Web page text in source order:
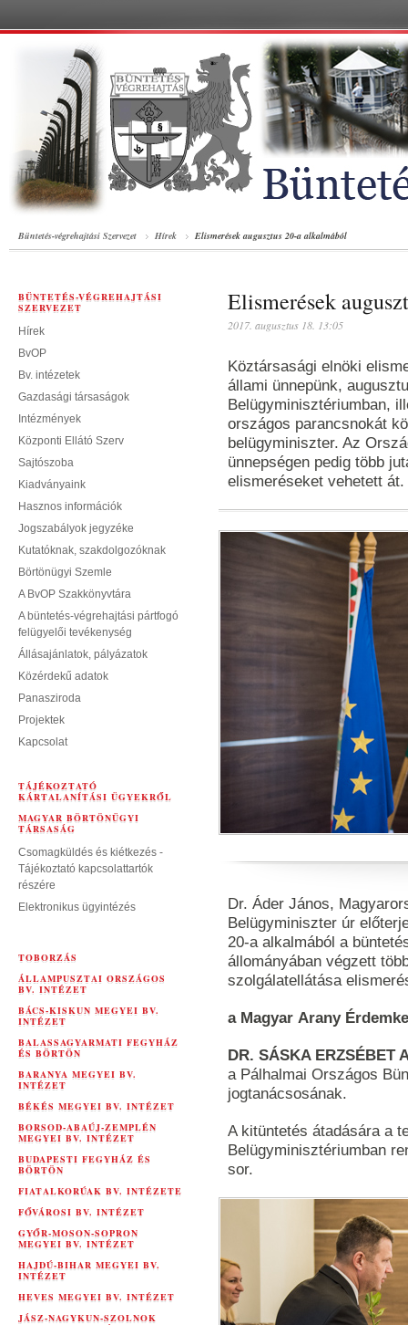
Büntetés-végrehajtási Szervezet Hírek Elismerések augusztus 20-a alkalmából
BÜNTETÉS-VÉGREHAJTÁSI
SZERVEZET
Hírek
BvOP
Bv. intézetek
Gazdasági társaságok
Intézmények
Központi Ellátó Szerv
Sajtószoba
Kiadványaink
Hasznos információk
Jogszabályok jegyzéke
Kutatóknak, szakdolgozóknak
Börtönügyi Szemle
A BvOP Szakkönyvtára
A büntetés-végrehajtási pártfogó
felügyelői tevékenység
Állásajánlatok, pályázatok
Közérdekű adatok
Panasziroda
Projektek
Kapcsolat
TÁJÉKOZTATÓ
KÁRTALANÍTÁSI ÜGYEKRŐL
MAGYAR BÖRTÖNÜGYI
TÁRSASÁG
Csomagküldés és kiétkezés -
Tájékoztató kapcsolattartók
részére
Elektronikus ügyintézés
TOBORZÁS
ÁLLAMPUSZTAI ORSZÁGOS
BV. INTÉZET
BÁCS-KISKUN MEGYEI BV.
INTÉZET
BALASSAGYARMATI FEGYHÁZ
ÉS BÖRTÖN
BARANYA MEGYEI BV.
INTÉZET
BÉKÉS MEGYEI BV. INTÉZET
BORSOD-ABAÚJ-ZEMPLÉN
MEGYEI BV. INTÉZET
BUDAPESTI FEGYHÁZ ÉS
BÖRTÖN
FIATALKORÚAK BV. INTÉZETE
FŐVÁROSI BV. INTÉZET
GYŐR-MOSON-SOPRON
MEGYEI BV. INTÉZET
HAJDÚ-BIHAR MEGYEI BV.
INTÉZET
HEVES MEGYEI BV. INTÉZET
JÁSZ-NAGYKUN-SZOLNOK
Elismerések
2017. augusztus 18. 13:05
Köztársasági elnöki
állami ünnepünk,
Belügyminisztériumban,
országos parancsnokát
belügyminiszter. Az
ünnepségen pedig több
elismeréseket vehetett át.
Dr. Áder János,
Belügyminiszter úr
20-a alkalmából a
állományában végzett
szolgálatellátása
a Magyar Arany
DR. SÁSKA ERZSÉBET
a Pálhalmai Országos
jogtanácsosának.
A kitüntetés átadására a
Belügyminisztériumban
sor.